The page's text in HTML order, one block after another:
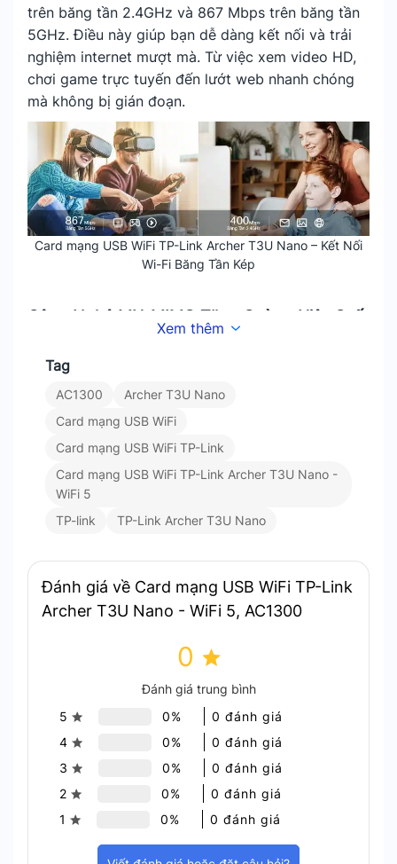
trên băng tần 2.4GHz và 867 Mbps trên băng tần
5GHz. Điều này giúp bạn dễ dàng kết nối và trải
nghiệm internet mượt mà. Từ việc xem video HD,
chơi game trực tuyến đến lướt web nhanh chóng
mà không bị gián đoạn.
Card mạng USB WiFi TP-Link Archer T3U Nano – Kết Nối
Wi-Fi Băng Tần Kép
Công Nghệ MU-MIMO Tăng Cường Hiệu Suất
Archer T3U Nano hỗ trợ công nghệ MU-MIMO.
Giúp tối ưu hóa khả năng truyền tải dữ liệu nhiều
luồng đồng thời. Điều này không chỉ nâng cao hiệu
suất kết nối mà còn giảm thiểu độ trễ, mang lại
trải nghiệm trực tuyến ổn định và mượt mà cho tất
cả các thiết bị kết nối trong mạng của bạn.
Card mạng USB WiFi TP-Link Archer T3U Nano – hỗ trợ
công nghệ MU-MIMO
Bảo Mật Wi-Fi Nâng Cao với WPA3
Với chuẩn bảo mật WPA3, Archer T3U Nano cung
cấp mức độ bảo vệ mạng cao hơn. Giúp bảo vệ
mật khẩu Wi-Fi an toàn và ngăn chặn các cuộc tấn
công bạo lực. WPA3 là giao thức bảo mật Wi-Fi
mới nhất. Đảm bảo bạn có một kết nối an toàn và
Xem thêm
Tag
AC1300
Archer T3U Nano
Card mạng USB WiFi
Card mạng USB WiFi TP-Link
Card mạng USB WiFi TP-Link Archer T3U Nano -
WiFi 5
TP-link
TP-Link Archer T3U Nano
Đánh giá về Card mạng USB WiFi TP-Link
Archer T3U Nano - WiFi 5, AC1300
0
Đánh giá trung bình
5
0%
0 đánh giá
4
0%
0 đánh giá
3
0%
0 đánh giá
2
0%
0 đánh giá
1
0% 0 đánh giá